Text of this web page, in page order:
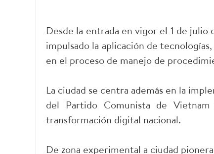
Desde la entrada en vigor el 1 de
impulsado la aplicación de
en el proceso de manejo de
La ciudad se centra además en la
del Partido Comunista de
transformación digital nacional.
De zona experimental a ciudad